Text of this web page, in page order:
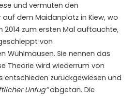
und vermuten den
dem Maidanplatz in Kiew, wo
2014 zum ersten Mal auftauchte,
von
Wühlmäusen. Sie nennen das
Theorie wird wiederrum von
entschieden zurückgewiesen und
Unfug“abgetan. Die